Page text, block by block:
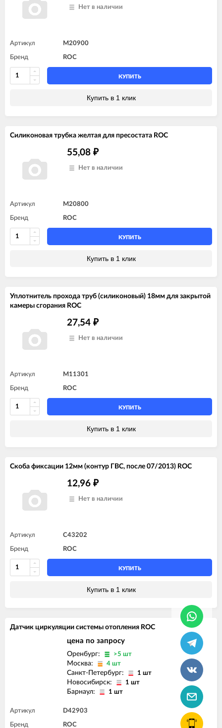
Нет в наличии
Артикул M20900
Бренд ROC
КУПИТЬ
Купить в 1 клик
Силиконовая трубка желтая для пресостата ROC
55,08 ₽
Нет в наличии
Артикул M20800
Бренд ROC
КУПИТЬ
Купить в 1 клик
Уплотнитель прохода труб (силиконовый) 18мм для закрытой
камеры сгорания ROC
27,54 ₽
Нет в наличии
Артикул M11301
Бренд ROC
КУПИТЬ
Купить в 1 клик
Скоба фиксации 12мм (контур ГВС, после 07/2013) ROC
12,96 ₽
Нет в наличии
Артикул C43202
Бренд ROC
КУПИТЬ
Купить в 1 клик
Датчик циркуляции системы отопления ROC
цена по запросу
Оренбург: >5 шт
Москва: 4 шт
Санкт-Петербург: 1 шт
Новосибирск: 1 шт
Барнаул: 1 шт
Артикул D42903
Бренд ROC